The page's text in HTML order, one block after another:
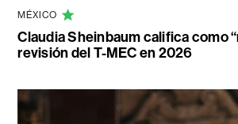
MÉXICO
Claudia Sheinbaum califica como
revisión del T-MEC en 2026